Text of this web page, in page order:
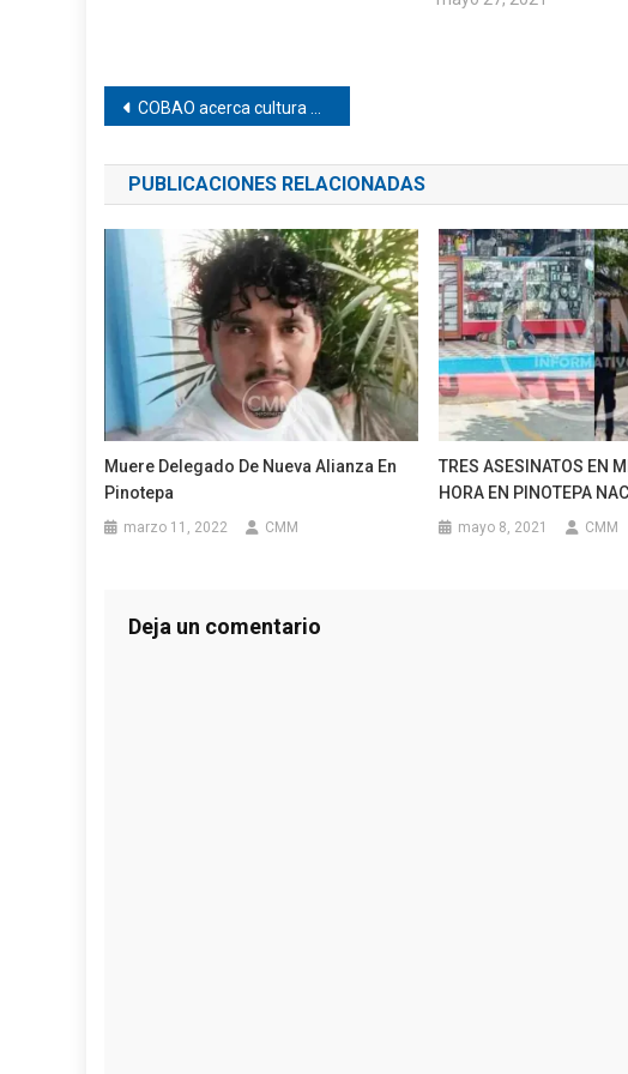
Navegación
de
entradas
COBAO acerca cultura de legalidad a estudiantes
PUBLICACIONES RELACIONADAS
Muere Delegado De Nueva Alianza En
Pinotepa
marzo 11, 2022 CMM
TRES ASESINATOS EN
HORA EN PINOTEPA
mayo 8, 2021 CMM
Deja un comentario